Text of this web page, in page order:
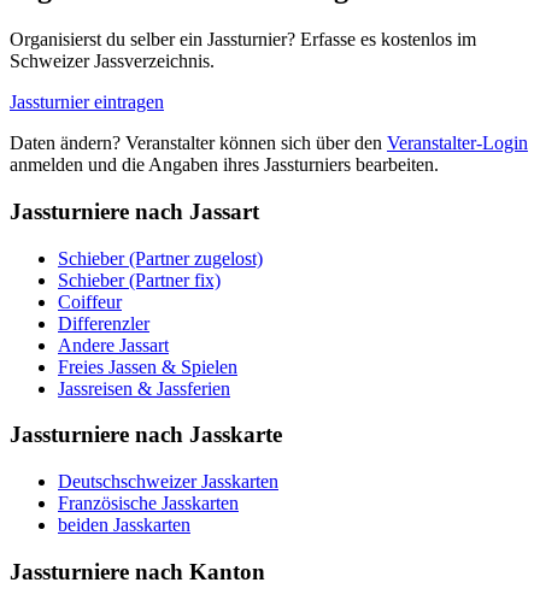
Organisierst du selber ein Jassturnier? Erfasse es kostenlos im
Schweizer Jassverzeichnis.
Jassturnier eintragen
Daten ändern? Veranstalter können sich über den Veranstalter-Login
anmelden und die Angaben ihres Jassturniers bearbeiten.
Jassturniere nach Jassart
Schieber (Partner zugelost)
Schieber (Partner fix)
Coiffeur
Differenzler
Andere Jassart
Freies Jassen & Spielen
Jassreisen & Jassferien
Jassturniere nach Jasskarte
Deutschschweizer Jasskarten
Französische Jasskarten
beiden Jasskarten
Jassturniere nach Kanton